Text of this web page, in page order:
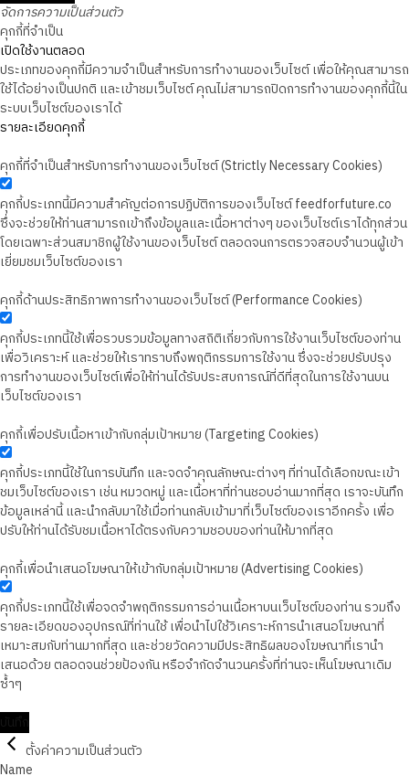
จัดการความเป็นส่วนตัว
คุกกี้ที่จำเป็น
เปิดใช้งานตลอด
ประเภทของคุกกี้มีความจำเป็นสำหรับการทำงานของเว็บไซต์ เพื่อให้คุณสามารถ
ใช้ได้อย่างเป็นปกติ และเข้าชมเว็บไซต์ คุณไม่สามารถปิดการทำงานของคุกกี้นี้ใน
ระบบเว็บไซต์ของเราได้
รายละเอียดคุกกี้
คุกกี้ที่จำเป็นสำหรับการทำงานของเว็บไซต์ (Strictly Necessary Cookies)
คุกกี้ประเภทนี้มีความสำคัญต่อการปฏิบัติการของเว็บไซต์ feedforfuture.co
ซึ่งจะช่วยให้ท่านสามารถเข้าถึงข้อมูลและเนื้อหาต่างๆ ของเว็บไซต์เราได้ทุกส่วน
โดยเฉพาะส่วนสมาชิกผู้ใช้งานของเว็บไซต์ ตลอดจนการตรวจสอบจำนวนผู้เข้า
เยี่ยมชมเว็บไซต์ของเรา
คุกกี้ด้านประสิทธิภาพการทำงานของเว็บไซต์ (Performance Cookies)
คุกกี้ประเภทนี้ใช้เพื่อรวบรวมข้อมูลทางสถิติเกี่ยวกับการใช้งานเว็บไซต์ของท่าน
เพื่อวิเคราะห์ และช่วยให้เราทราบถึงพฤติกรรมการใช้งาน ซึ่งจะช่วยปรับปรุง
การทำงานของเว็บไซต์เพื่อให้ท่านได้รับประสบการณ์ที่ดีที่สุดในการใช้งานบน
เว็บไซต์ของเรา
คุกกี้เพื่อปรับเนื้อหาเข้ากับกลุ่มเป้าหมาย (Targeting Cookies)
คุกกี้ประเภทนี้ใช้ในการบันทึก และจดจำคุณลักษณะต่างๆ ที่ท่านได้เลือกขณะเข้า
ชมเว็บไซต์ของเรา เช่น หมวดหมู่ และเนื้อหาที่ท่านชอบอ่านมากที่สุด เราจะบันทึก
ข้อมูลเหล่านี้ และนำกลับมาใช้เมื่อท่านกลับเข้ามาที่เว็บไซต์ของเราอีกครั้ง เพื่อ
ปรับให้ท่านได้รับชมเนื้อหาได้ตรงกับความชอบของท่านให้มากที่สุด
คุกกี้เพื่อนำเสนอโฆษณาให้เข้ากับกลุ่มเป้าหมาย (Advertising Cookies)
คุกกี้ประเภทนี้ใช้เพื่อจดจำพฤติกรรมการอ่านเนื้อหาบนเว็บไซต์ของท่าน รวมถึง
รายละเอียดของอุปกรณ์ที่ท่านใช้ เพื่อนำไปใช้วิเคราะห์การนำเสนอโฆษณาที่
เหมาะสมกับท่านมากที่สุด และช่วยวัดความมีประสิทธิผลของโฆษณาที่เรานำ
เสนอด้วย ตลอดจนช่วยป้องกัน หรือจำกัดจำนวนครั้งที่ท่านจะเห็นโฆษณาเดิม
ซ้ำๆ
ตั้งค่าความเป็นส่วนตัว
Name